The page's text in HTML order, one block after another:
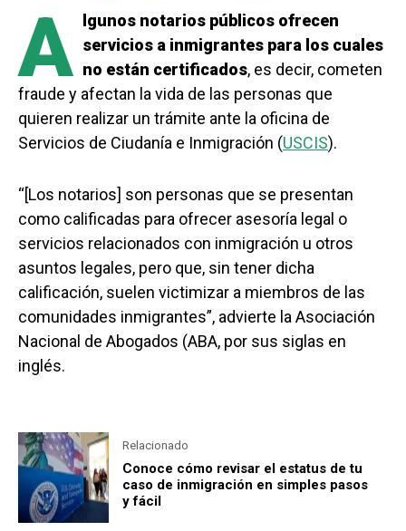
A
lgunos notarios públicos ofrecen
servicios a inmigrantes para los cuales
no están certificados, es decir, cometen
fraude y afectan la vida de las personas que
quieren realizar un trámite ante la oficina de
Servicios de Ciudanía e Inmigración (USCIS).
“[Los notarios] son personas que se presentan
como calificadas para ofrecer asesoría legal o
servicios relacionados con inmigración u otros
asuntos legales, pero que, sin tener dicha
calificación, suelen victimizar a miembros de las
comunidades inmigrantes”, advierte la Asociación
Nacional de Abogados (ABA, por sus siglas en
inglés.
Relacionado
Conoce cómo revisar el estatus de tu
caso de inmigración en simples pasos
y fácil